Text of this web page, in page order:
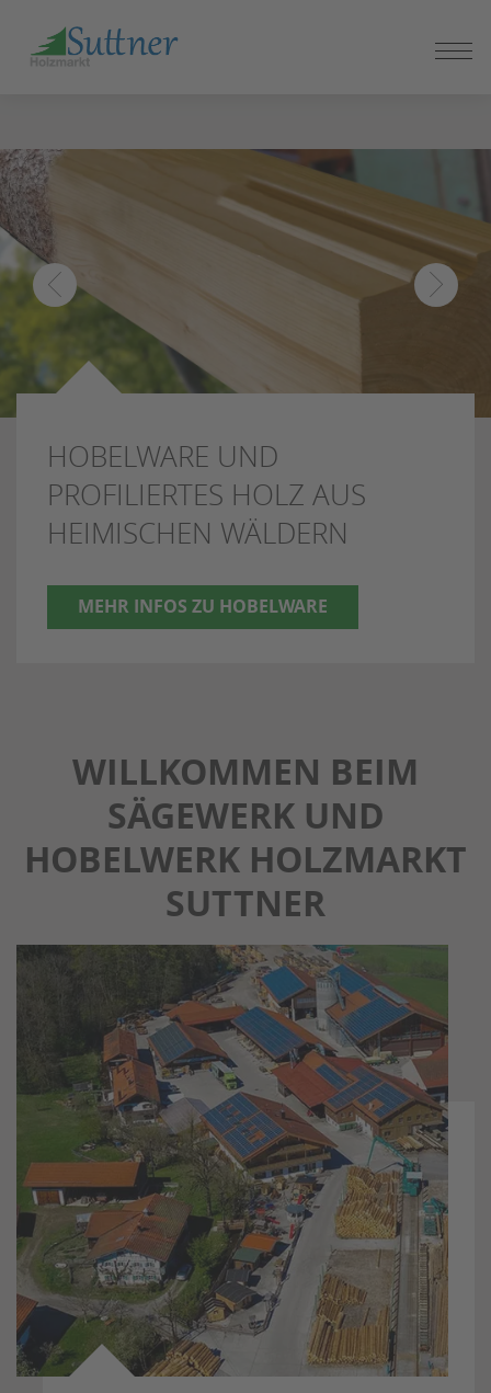
SPRINGEN
HOBELWARE UND
PROFILIERTES HOLZ AUS
HEIMISCHEN WÄLDERN
MEHR INFOS ZU HOBELWARE
WILLKOMMEN BEIM
SÄGEWERK UND
HOBELWERK HOLZMARKT
SUTTNER